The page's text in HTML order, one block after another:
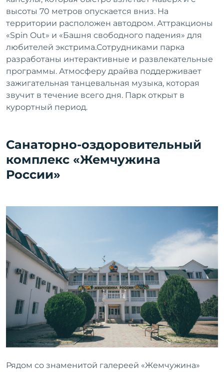
высоты 70 метров опускается вниз. На
территории расположен автодром. Аттракционы
«Spin Out» и «Башня свободного падения» для
любителей экстрима.Сотрудниками парка
разработаны интерактивные и развлекательные
программы. Атмосферу драйва поддерживает
зажигательная танцевальная музыка, которая
звучит в течение всего дня. Парк открыт в
курортный период.
Санаторно-оздоровительный
комплекс «Жемчужина
России»
Рядом со знаменитой галереей «Жемчужина»